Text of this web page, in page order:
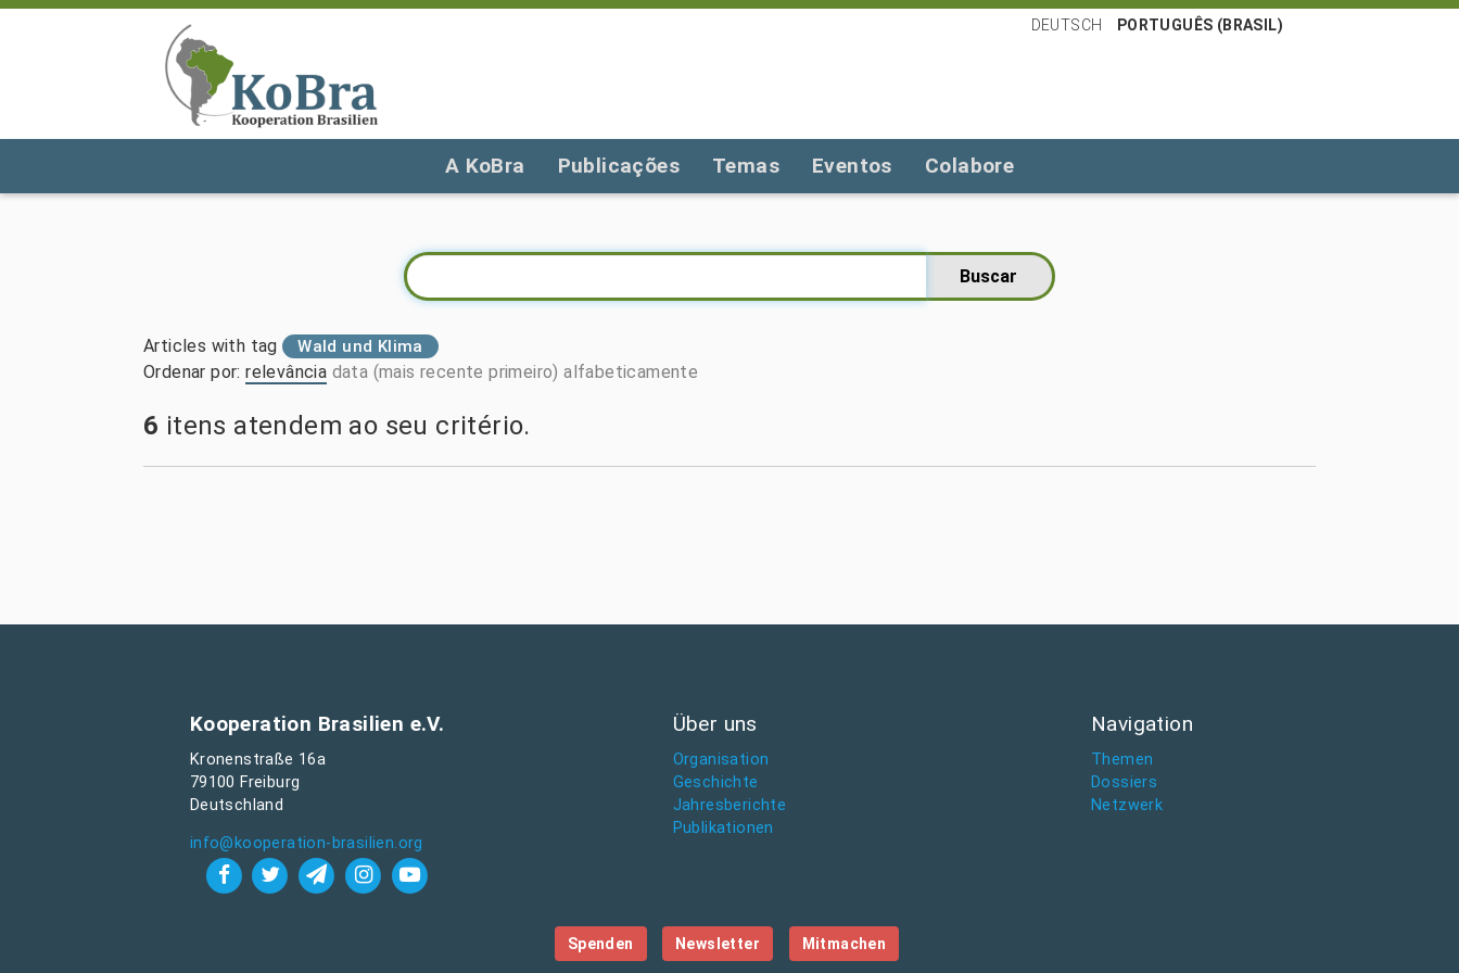
DEUTSCH PORTUGUÊS (BRASIL)
A KoBra Publicações Temas Eventos Colabore
Articles with tag Wald und Klima
Ordenar por:relevância data (mais recente primeiro) alfabeticamente
6 itens atendem ao seu critério.
Kooperation Brasilien e.V.
Kronenstraße 16a
79100 Freiburg
Deutschland
info@kooperation-brasilien.org
Über uns
Organisation
Geschichte
Jahresberichte
Publikationen
Navigation
Themen
Dossiers
Netzwerk
Spenden Newsletter Mitmachen